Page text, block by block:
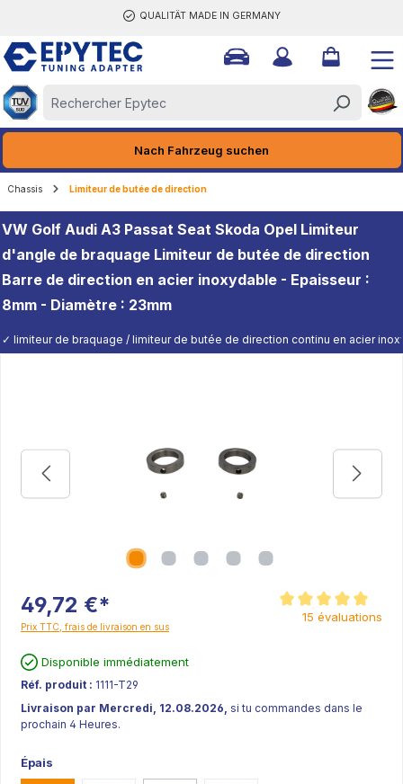
QUALITÄT MADE IN GERMANY
Nach Fahrzeug suchen
Chassis Limiteur de butée de direction
VW Golf Audi A3 Passat Seat Skoda Opel Limiteur
d'angle de braquage Limiteur de butée de direction
Barre de direction en acier inoxydable - Epaisseur :
8mm - Diamètre : 23mm
✓ limiteur de braquage / limiteur de butée de direction continu en acier
49,72 €*
Prix TTC, frais de livraison en sus
Note moyenne de 5
15 évaluations
Disponible immédiatement
Réf. produit : 1111-T29
Livraison par Mercredi, 12.08.2026, si tu commandes dans le
prochain 4 Heures.
Épais